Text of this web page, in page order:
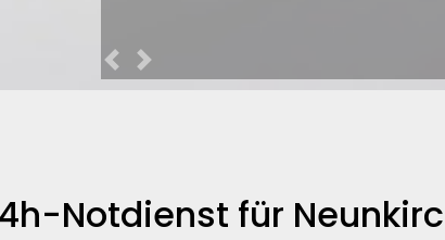
Previous
Notdienst für